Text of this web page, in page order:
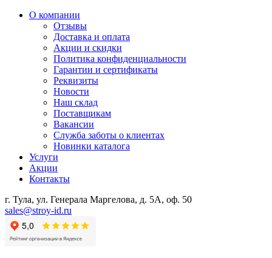
О компании
Отзывы
Доставка и оплата
Акции и скидки
Политика конфиденциальности
Гарантии и сертификаты
Реквизиты
Новости
Наш склад
Поставщикам
Вакансии
Служба заботы о клиентах
Новинки каталога
Услуги
Акции
Контакты
г. Тула, ул. Генерала Маргелова, д. 5А, оф. 50
sales@stroy-id.ru